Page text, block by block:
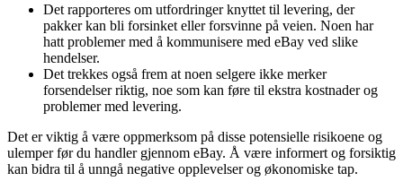
Det rapporteres om utfordringer knyttet til levering, der
pakker kan bli forsinket eller forsvinne på veien. Noen har
hatt problemer med å kommunisere med eBay ved slike
hendelser.
Det trekkes også frem at noen selgere ikke merker
forsendelser riktig, noe som kan føre til ekstra kostnader og
problemer med levering.
Det er viktig å være oppmerksom på disse potensielle risikoene og
ulemper før du handler gjennom eBay. Å være informert og forsiktig
kan bidra til å unngå negative opplevelser og økonomiske tap.